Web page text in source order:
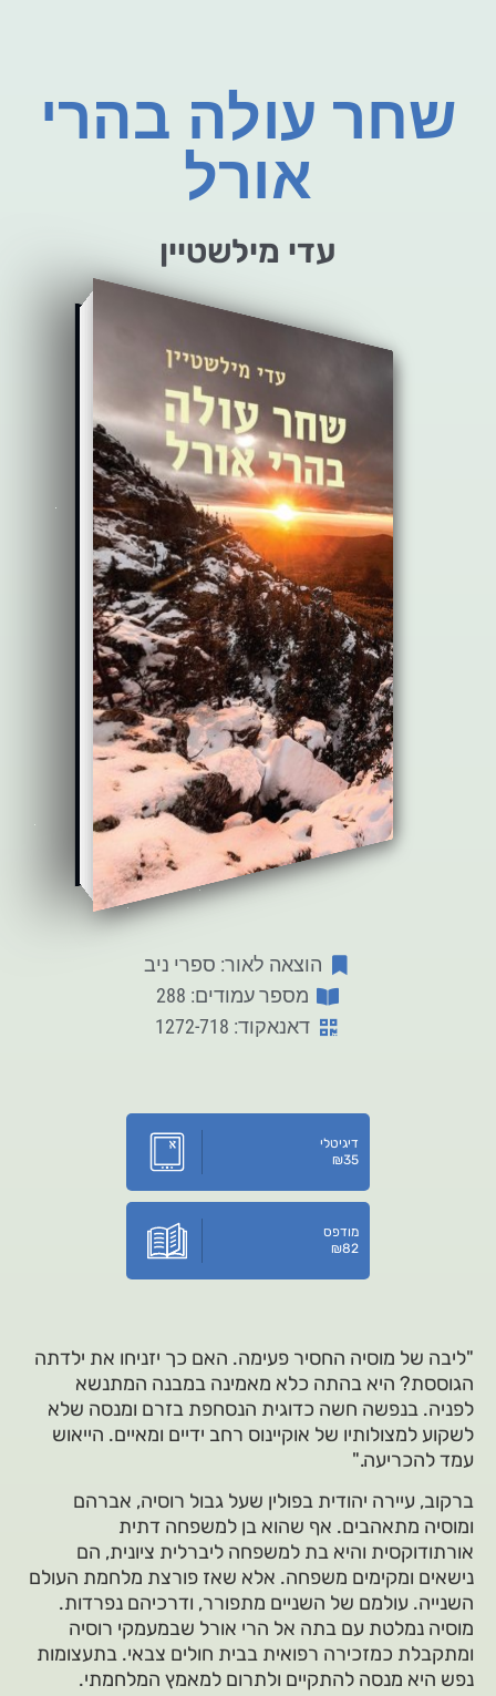
שחר עולה בהרי
אורל
עדי מילשטיין
הוצאה לאור: ספרי ניב
מספר עמודים: 288
דאנאקוד: 1272-718
דיגיטלי
₪35
מודפס
₪82
"ליבה של מוסיה החסיר פעימה. האם כך יזניחו את ילדתה
הגוססת? היא בהתה כלא מאמינה במבנה המתנשא
לפניה. בנפשה חשה כדוגית הנסחפת בזרם ומנסה שלא
לשקוע למצולותיו של אוקיינוס רחב ידיים ומאיים. הייאוש
עמד להכריעה."
ברקוב, עיירה יהודית בפולין שעל גבול רוסיה, אברהם
ומוסיה מתאהבים. אף שהוא בן למשפחה דתית
אורתודוקסית והיא בת למשפחה ליברלית ציונית, הם
נישאים ומקימים משפחה. אלא שאז פורצת מלחמת העולם
השנייה. עולמם של השניים מתפורר, ודרכיהם נפרדות.
מוסיה נמלטת עם בתה אל הרי אורל שבמעמקי רוסיה
ומתקבלת כמזכירה רפואית בבית חולים צבאי. בתעצומות
נפש היא מנסה להתקיים ולתרום למאמץ המלחמתי.